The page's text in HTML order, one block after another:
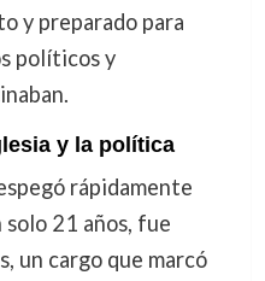
y preparado para
políticos y
y la política
rápidamente
21 años, fue
un cargo que marcó